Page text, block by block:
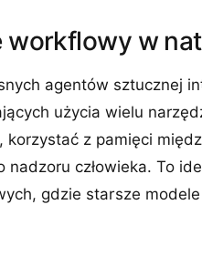
workflowy w
agentów sztucznej
użycia wielu
korzystać z pamięci
nadzoru człowieka. To
gdzie starsze